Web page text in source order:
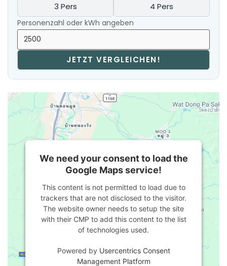
3 Pers
4 Pers
Personenzahl oder kWh angeben
JETZT VERGLEICHEN!
We need your consent to load the
Google Maps service!
This content is not permitted to load due to
trackers that are not disclosed to the visitor.
The website owner needs to setup the site
with their CMP to add this content to the list
of technologies used.
Powered by Usercentrics Consent
Management Platform